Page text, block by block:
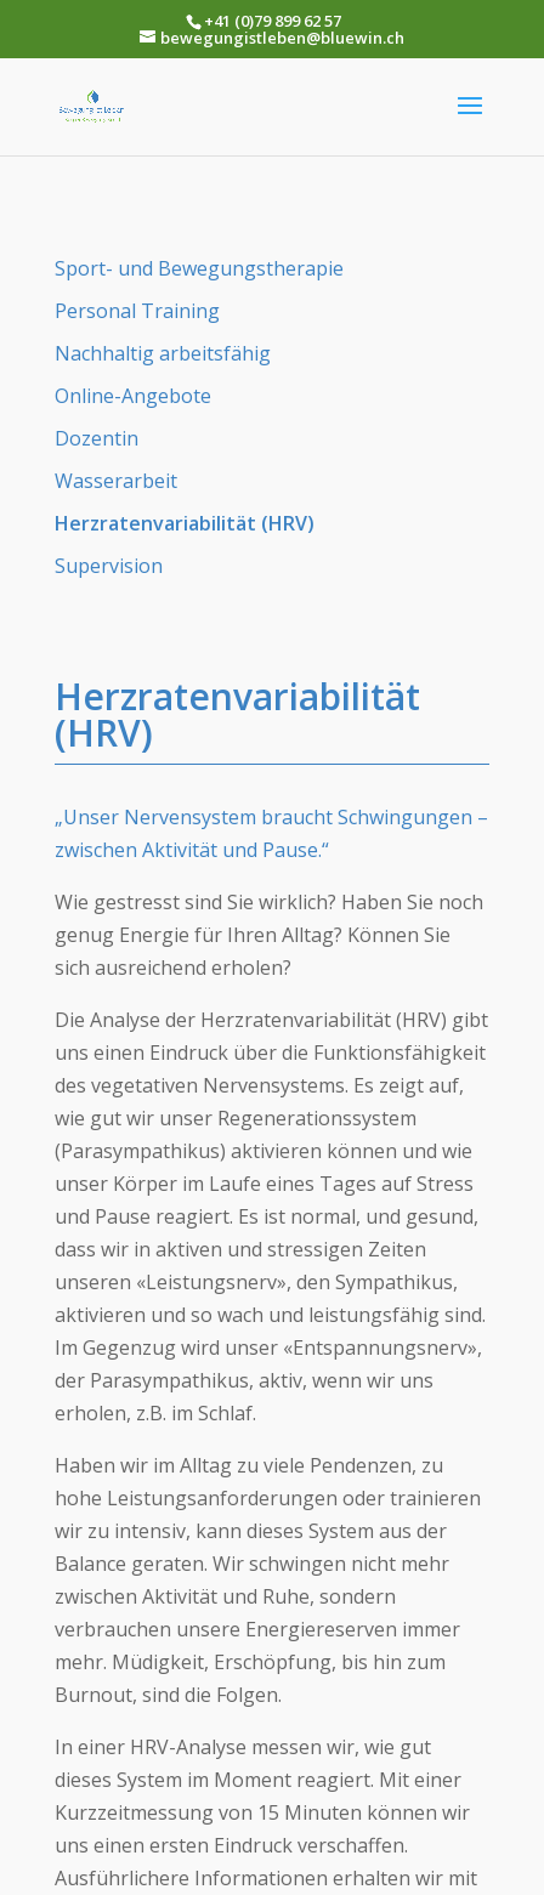
+41 (0)79 899 62 57
bewegungistleben@bluewin.ch
Sport- und Bewegungstherapie
Personal Training
Nachhaltig arbeitsfähig
Online-Angebote
Dozentin
Wasserarbeit
Herzratenvariabilität (HRV)
Supervision
Herzratenvariabilität
(HRV)
„Unser Nervensystem braucht Schwingungen –
zwischen Aktivität und Pause.“
Wie gestresst sind Sie wirklich? Haben Sie noch
genug Energie für Ihren Alltag? Können Sie
sich ausreichend erholen?
Die Analyse der Herzratenvariabilität (HRV) gibt
uns einen Eindruck über die Funktionsfähigkeit
des vegetativen Nervensystems. Es zeigt auf,
wie gut wir unser Regenerationssystem
(Parasympathikus) aktivieren können und wie
unser Körper im Laufe eines Tages auf Stress
und Pause reagiert. Es ist normal, und gesund,
dass wir in aktiven und stressigen Zeiten
unseren «Leistungsnerv», den Sympathikus,
aktivieren und so wach und leistungsfähig sind.
Im Gegenzug wird unser «Entspannungsnerv»,
der Parasympathikus, aktiv, wenn wir uns
erholen, z.B. im Schlaf.
Haben wir im Alltag zu viele Pendenzen, zu
hohe Leistungsanforderungen oder trainieren
wir zu intensiv, kann dieses System aus der
Balance geraten. Wir schwingen nicht mehr
zwischen Aktivität und Ruhe, sondern
verbrauchen unsere Energiereserven immer
mehr. Müdigkeit, Erschöpfung, bis hin zum
Burnout, sind die Folgen.
In einer HRV-Analyse messen wir, wie gut
dieses System im Moment reagiert. Mit einer
Kurzzeitmessung von 15 Minuten können wir
uns einen ersten Eindruck verschaffen.
Ausführlichere Informationen erhalten wir mit